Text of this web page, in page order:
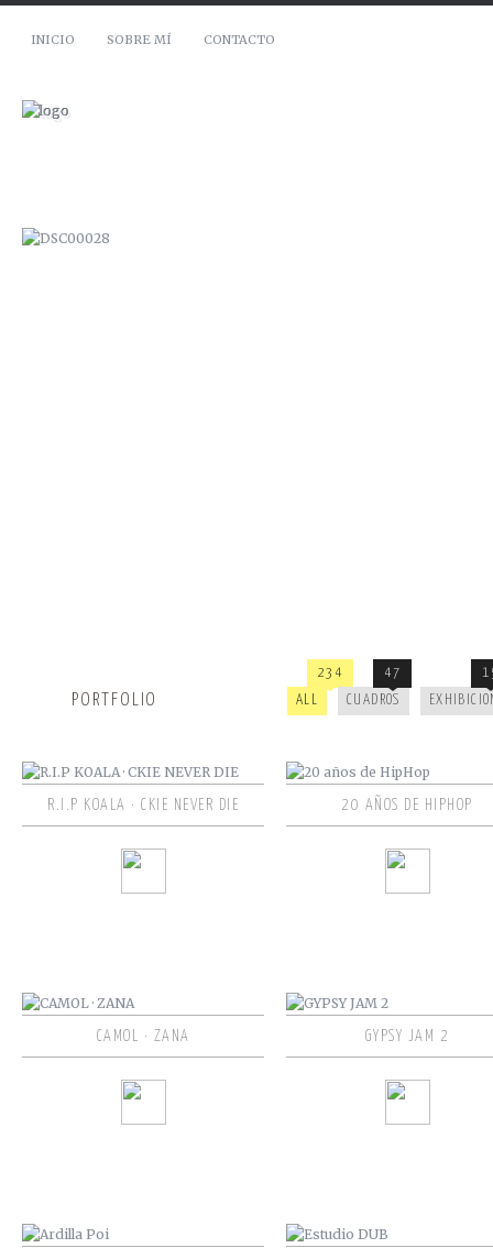
INICIO SOBRE MÍ CONTACTO
PORTFOLIO ALL
234
CUADROS
47
R.I.P KOALA · CKIE NEVER DIE 20 AÑOS DE HIPHOP
CAMOL · ZANA GYPSY JAM 2